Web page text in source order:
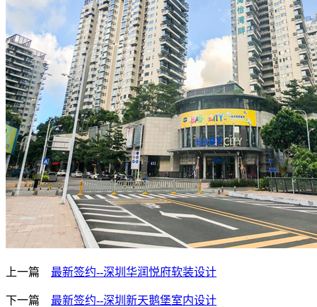
上一篇 最新签约--深圳华润悦府软装设计
下一篇 最新签约--深圳新天鹅堡室内设计